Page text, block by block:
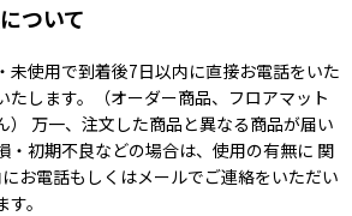
ついて
未使用で到着後7日以内に直接お電話をいた
たします。（オーダー商品、フロアマット
） 万一、注文した商品と異なる商品が届い
・初期不良などの場合は、使用の有無に 関
お電話もしくはメールでご連絡をいただい
。